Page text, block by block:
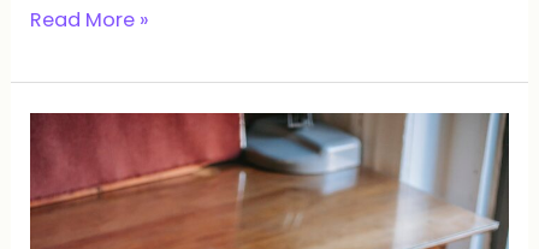
Read More »
വേണ്ടത്
ആരാധനാലയങ്ങളാണ്.